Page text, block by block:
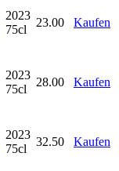
2023
75cl
23.00 Kaufen
2023
75cl
28.00 Kaufen
2023
75cl
32.50 Kaufen